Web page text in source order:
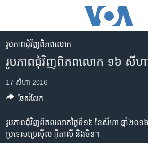
គេហទំព័រ​
រំលង​
និង​
ព័ត៌មាន​​
តែ​
កម្ពុជា
អន្តរជាតិ
អាមេរិក
ហេឡូវីអូអេ
កម្ពុជាច្នៃប្រតិដ្ឋ
រូបភាព​ជុំ​វិញ​ពិភពលោក
រូបភាព​ជុំវិញ​ពិភពលោក ១៦ សីហ
17 សីហា 2016
រូបភាព​ជុំវិញ​ពិភពលោក​ថ្ងៃទី១៦ ខែ​សីហា ឆ្នាំ​២០១
ប្រទេស​ប្រេស៊ីល អ៊ីតាលី និង​ចិន។
ចែករំលែក